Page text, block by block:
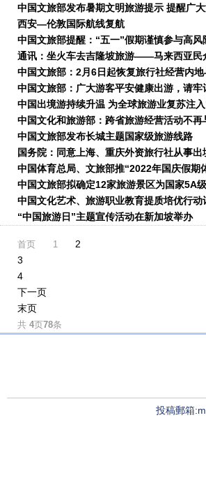
中国文旅部发布暑期文明旅游提示 提醒广
西安—伦敦国际航线复航
中国文旅部提醒：“五一”假期谨慎参与高风
通讯：坐火车去吉隆坡旅游——马来西亚民
中国文旅部：2月6日起恢复旅行社经营内
中国文旅部：广大游客平安健康出游，请牢
中国出境游持续升温 为全球旅游业复苏注
中国文化和旅游部：跨省旅游经营活动不
中国文旅部发布长城主题国家级旅游线路
国务院：同意上海、重庆外资旅行社从事出
中国体育总局、文旅部推“2022年国庆假期
中国文旅部拟确定12家旅游景区为国家5A
中国文化艺术、旅游职业教育提质培优行动
“中国旅游日”主题宣传活动在新加坡举办
首页 1
2
3
4
下一页
末页
共 4页78条
投稿郵箱